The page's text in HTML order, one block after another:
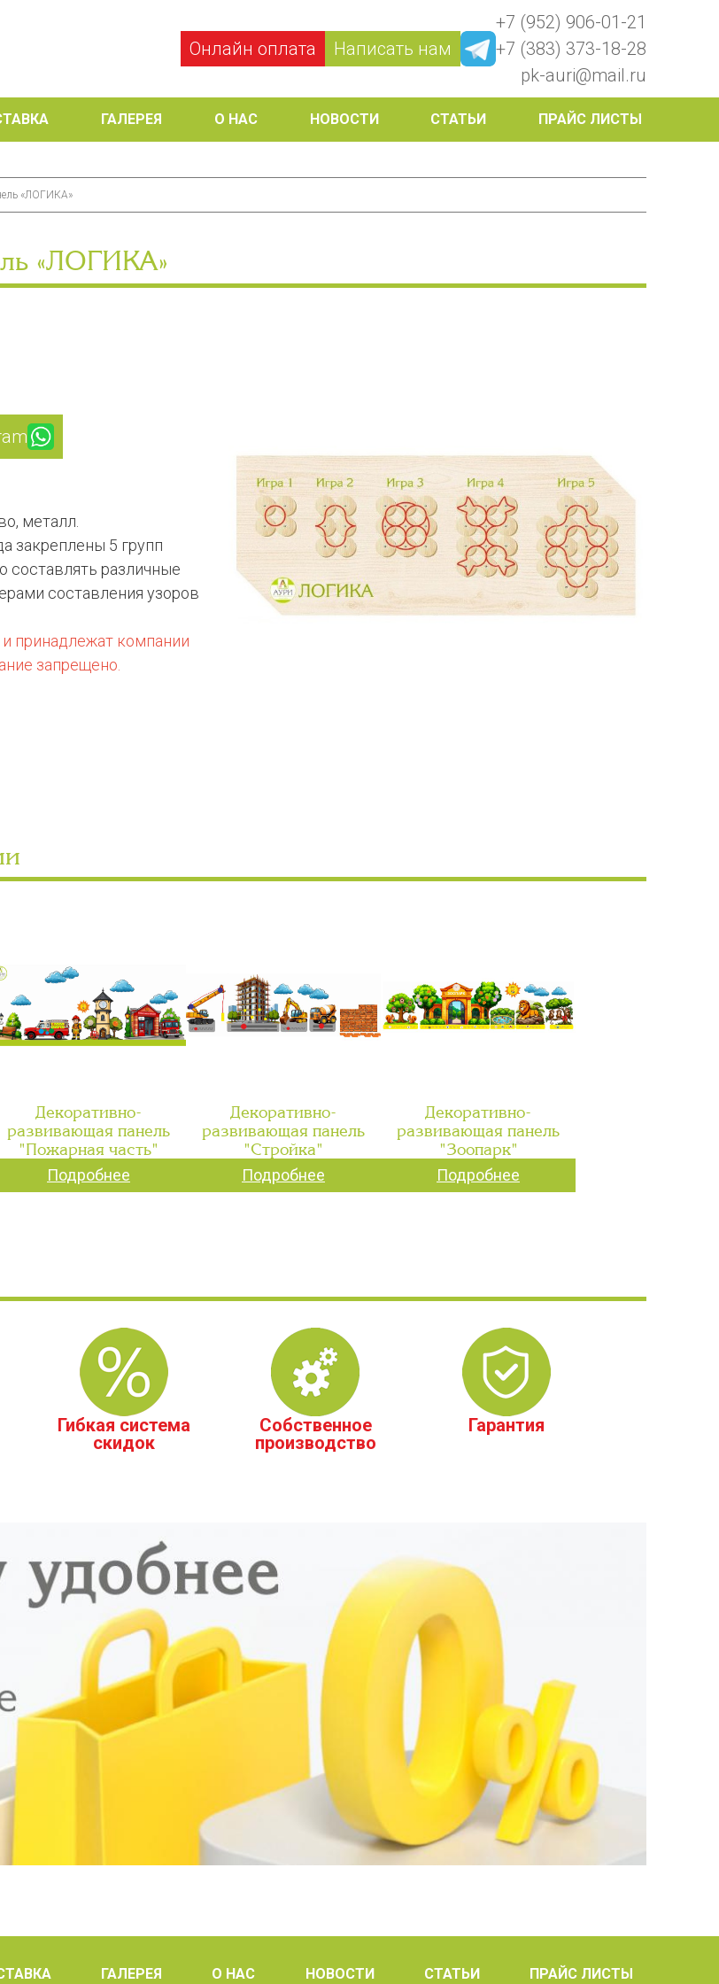
Онлайн оплата Написать нам
+7 (952) 906-01-21
+7 (383) 373-18-28
pk-auri@mail.ru
ГАЛЕРЕЯ О НАС НОВОСТИ СТАТЬИ ПРАЙС ЛИСТЫ
«ЛОГИКА»
«ЛОГИКА»
металл.
закреплены 5 групп
составлять различные
составления узоров
принадлежат компании
запрещено.
Декоративно-
развивающая панель
"Пожарная часть"
Подробнее
Декоративно-
развивающая панель
"Стройка"
Подробнее
Декоративно-
развивающая панель
"Зоопарк"
Подробнее
Гибкая система
скидок
Собственное
производство
Гарантия
ГАЛЕРЕЯ О НАС НОВОСТИ СТАТЬИ ПРАЙС ЛИСТЫ